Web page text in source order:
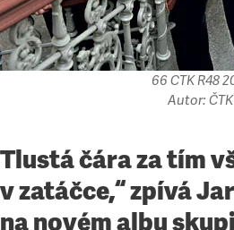
66 CTK R48
Autor: ČTK
Tlustá čára za tím
v zatáčce,“ zpívá
na novém albu